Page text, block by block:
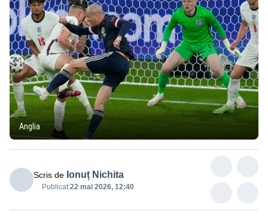
Anglia
Scris de Ionuț Nichita
Publicat:22 mai 2026, 12:40